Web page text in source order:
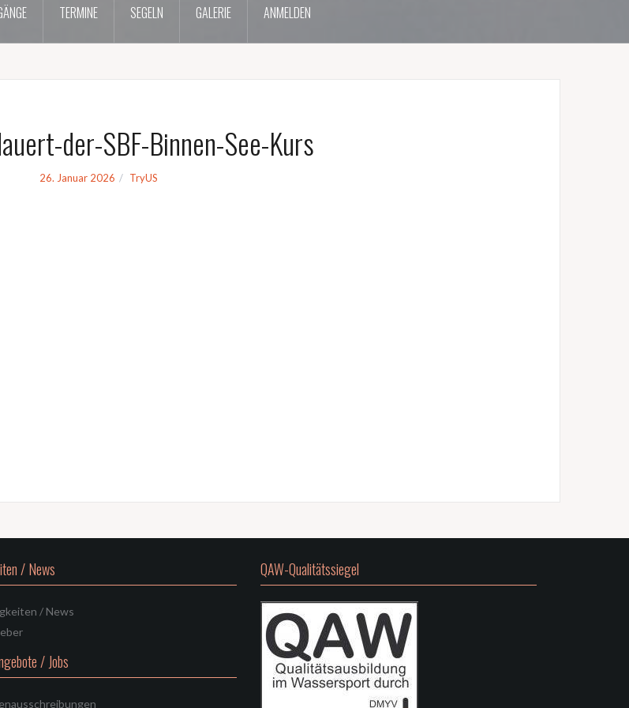
TERMINE SEGELN GALERIE ANMELDEN
der-SBF-Binnen-See-Kurs
26. Januar 2026 TryUS
/ News
/ News
/ Jobs
QAW-Qualitätssiegel